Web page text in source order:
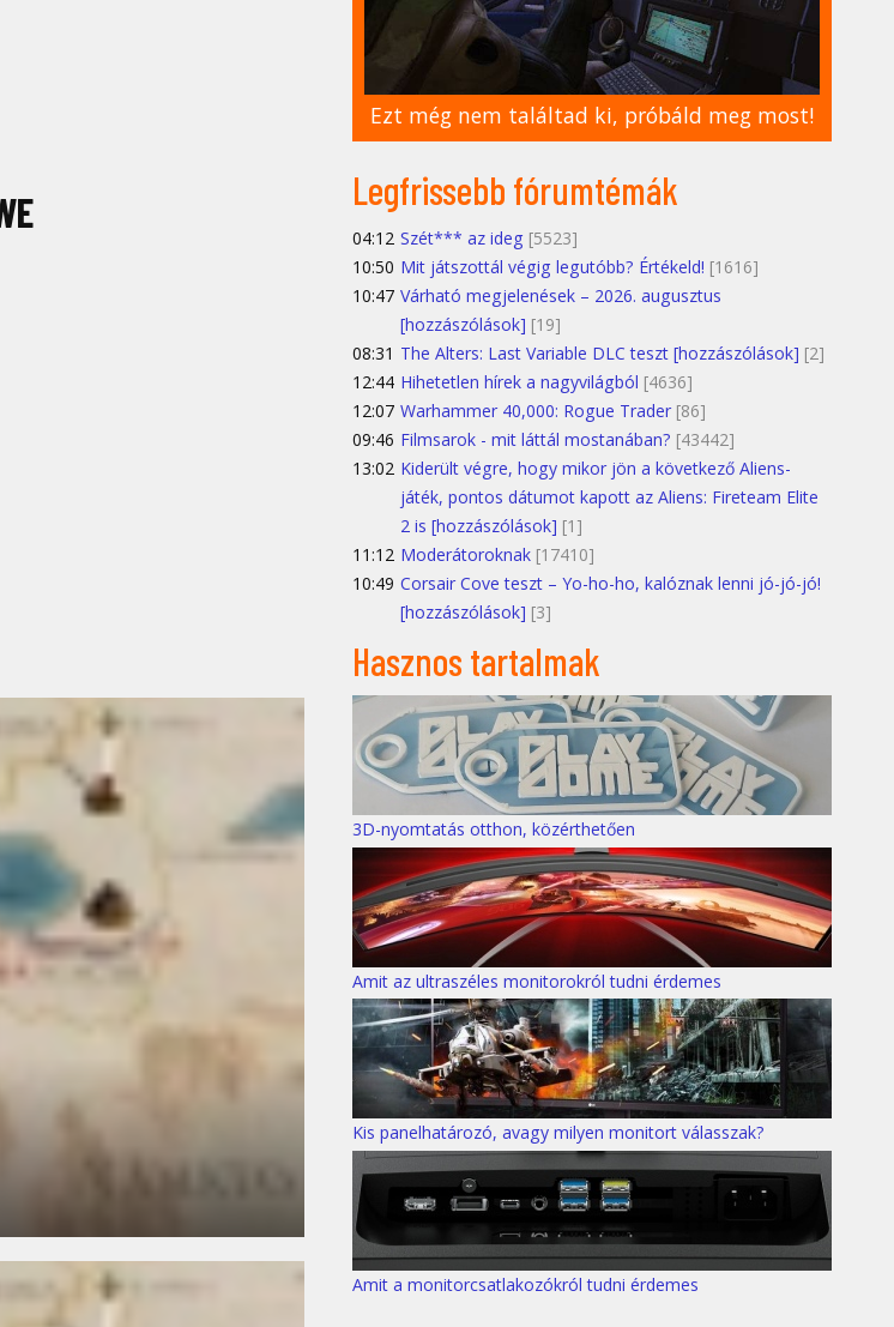
Ezt még nem találtad ki, próbáld meg most!
Legfrissebb fórumtémák
04:12 Szét*** az ideg [5523]
10:50 Mit játszottál végig legutóbb? Értékeld! [1616]
10:47 Várható megjelenések – 2026. augusztus
[hozzászólások] [19]
08:31 The Alters: Last Variable DLC teszt [hozzászólások] [2]
12:44 Hihetetlen hírek a nagyvilágból [4636]
12:07 Warhammer 40,000: Rogue Trader [86]
09:46 Filmsarok - mit láttál mostanában? [43442]
13:02 Kiderült végre, hogy mikor jön a következő Aliens-
játék, pontos dátumot kapott az Aliens: Fireteam Elite
2 is [hozzászólások] [1]
11:12 Moderátoroknak [17410]
10:49 Corsair Cove teszt – Yo-ho-ho, kalóznak lenni jó-jó-jó!
[hozzászólások] [3]
Hasznos tartalmak
3D-nyomtatás otthon, közérthetően
Amit az ultraszéles monitorokról tudni érdemes
Kis panelhatározó, avagy milyen monitort válasszak?
Amit a monitorcsatlakozókról tudni érdemes